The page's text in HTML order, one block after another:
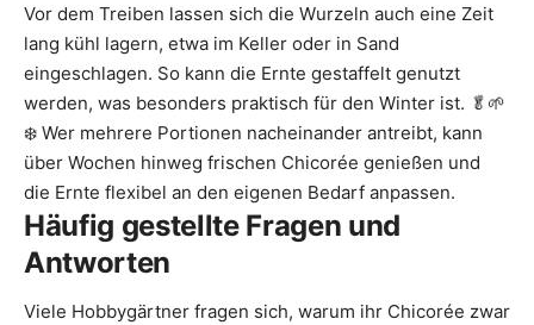
Vor dem Treiben lassen sich die Wurzeln auch eine Zeit
lang kühl lagern, etwa im Keller oder in Sand
eingeschlagen. So kann die Ernte gestaffelt genutzt
werden, was besonders praktisch für den Winter ist. 🥬🌱
❄️ Wer mehrere Portionen nacheinander antreibt, kann
über Wochen hinweg frischen Chicorée genießen und
die Ernte flexibel an den eigenen Bedarf anpassen.
Häufig gestellte Fragen und
Antworten
Viele Hobbygärtner fragen sich, warum ihr Chicorée zwar